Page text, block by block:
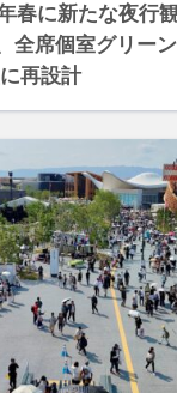
春に新たな夜行
全席個室グリー
再設計